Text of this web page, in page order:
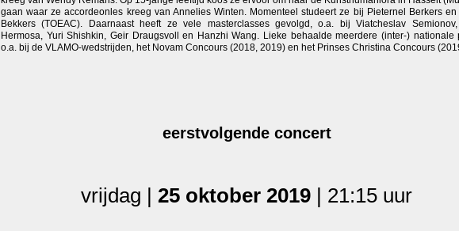
gaan waar ze accordeonles kreeg van Annelies Winten. Momenteel studeert ze​ ​bij Pieternel Berkers en
Bekkers (TOEAC). Daarnaast heeft ze vele masterclasses gevolgd, o.a. bij Viatcheslav
Hermosa, Yuri Shishkin, Geir Draugsvoll en Hanzhi Wang. Lieke behaalde meerdere (inter-) nationale
o.a. bij de VLAMO-wedstrijden, het Novam Concours (2018, 2019) en het Prinses Christina Concours
eerstvolgende concert
vrijdag | 25 oktober 2019 | 21:15 uur